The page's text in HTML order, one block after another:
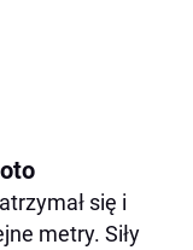
się i
metry. Siły